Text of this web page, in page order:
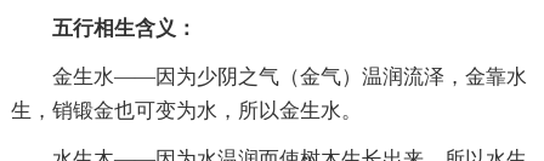
五行相生含义：
金生水——因为少阴之气（金气）温润流泽，金靠水
生，销锻金也可变为水，所以金生水。